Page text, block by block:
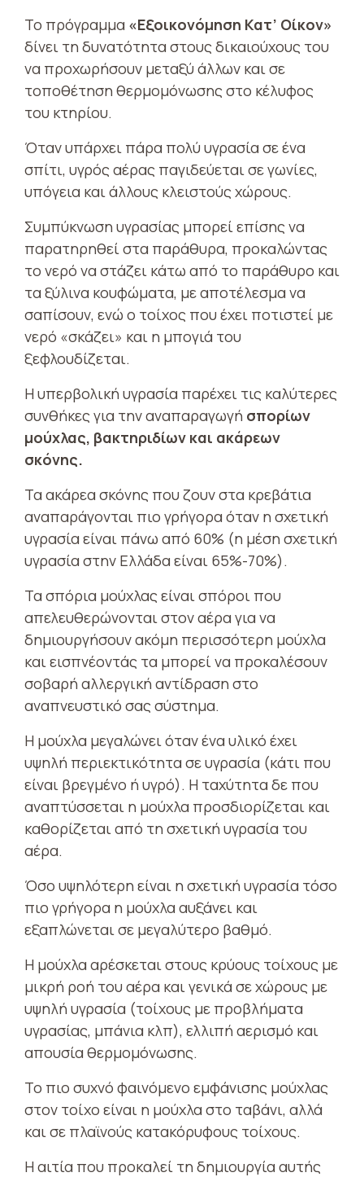
Το πρόγραμμα «Εξοικονόμηση Κατ’ Οίκον»
δίνει τη δυνατότητα στους δικαιούχους του
να προχωρήσουν μεταξύ άλλων και σε
τοποθέτηση θερμομόνωσης στο κέλυφος
του κτηρίου.
Όταν υπάρχει πάρα πολύ υγρασία σε ένα
σπίτι, υγρός αέρας παγιδεύεται σε γωνίες,
υπόγεια και άλλους κλειστούς χώρους.
Συμπύκνωση υγρασίας μπορεί επίσης να
παρατηρηθεί στα παράθυρα, προκαλώντας
το νερό να στάζει κάτω από το παράθυρο και
τα ξύλινα κουφώματα, με αποτέλεσμα να
σαπίσουν, ενώ ο τοίχος που έχει ποτιστεί με
νερό «σκάζει» και η μπογιά του
ξεφλουδίζεται.
Η υπερβολική υγρασία παρέχει τις καλύτερες
συνθήκες για την αναπαραγωγή σπορίων
μούχλας, βακτηριδίων και ακάρεων
σκόνης.
Τα ακάρεα σκόνης που ζουν στα κρεβάτια
αναπαράγονται πιο γρήγορα όταν η σχετική
υγρασία είναι πάνω από 60% (η μέση σχετική
υγρασία στην Ελλάδα είναι 65%-70%).
Τα σπόρια μούχλας είναι σπόροι που
απελευθερώνονται στον αέρα για να
δημιουργήσουν ακόμη περισσότερη μούχλα
και εισπνέοντάς τα μπορεί να προκαλέσουν
σοβαρή αλλεργική αντίδραση στο
αναπνευστικό σας σύστημα.
Η μούχλα μεγαλώνει όταν ένα υλικό έχει
υψηλή περιεκτικότητα σε υγρασία (κάτι που
είναι βρεγμένο ή υγρό). Η ταχύτητα δε που
αναπτύσσεται η μούχλα προσδιορίζεται και
καθορίζεται από τη σχετική υγρασία του
αέρα.
Όσο υψηλότερη είναι η σχετική υγρασία τόσο
πιο γρήγορα η μούχλα αυξάνει και
εξαπλώνεται σε μεγαλύτερο βαθμό.
Η μούχλα αρέσκεται στους κρύους τοίχους με
μικρή ροή του αέρα και γενικά σε χώρους με
υψηλή υγρασία (τοίχους με προβλήματα
υγρασίας, μπάνια κλπ), ελλιπή αερισμό και
απουσία θερμομόνωσης.
Το πιο συχνό φαινόμενο εμφάνισης μούχλας
στον τοίχο είναι η μούχλα στο ταβάνι, αλλά
και σε πλαϊνούς κατακόρυφους τοίχους.
Η αιτία που προκαλεί τη δημιουργία αυτής